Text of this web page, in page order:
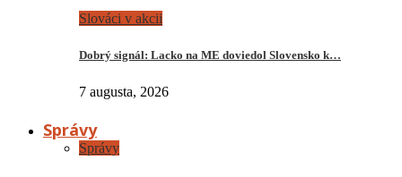
Slováci v akcii
Dobrý signál: Lacko na ME doviedol Slovensko k…
7 augusta, 2026
Správy
Správy